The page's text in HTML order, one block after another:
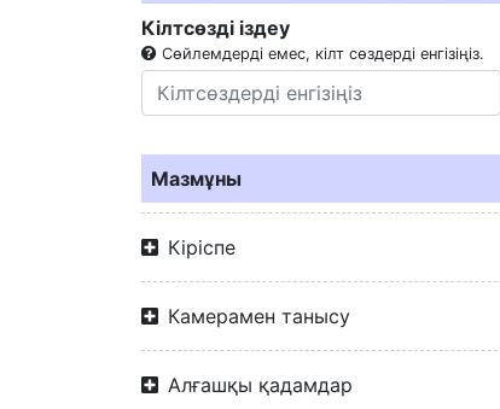
Кілтсөзді іздеу
Сөйлемдерді емес, кілт сөздерді енгізіңіз.
Мазмұны
Кіріспе
Камерамен танысу
Алғашқы қадамдар